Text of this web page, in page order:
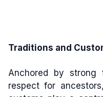
Traditions and
Anchored by strong
respect for